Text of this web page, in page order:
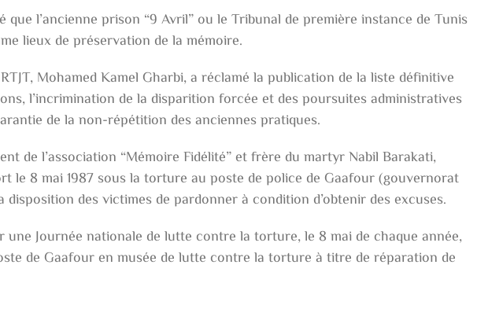
que l’ancienne prison “9 Avril” ou le Tribunal de première instance de Tunis
lieux de préservation de la mémoire.
Mohamed Kamel Gharbi, a réclamé la publication de la liste définitive
l’incrimination de la disparition forcée et des poursuites administratives
de la non-répétition des anciennes pratiques.
de l’association “Mémoire Fidélité” et frère du martyr Nabil Barakati,
le 8 mai 1987 sous la torture au poste de police de Gaafour (gouvernorat
disposition des victimes de pardonner à condition d’obtenir des excuses.
une Journée nationale de lutte contre la torture, le 8 mai de chaque année,
de Gaafour en musée de lutte contre la torture à titre de réparation de